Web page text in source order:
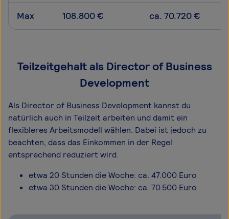
Max 108.800 € ca. 70.720 €
Teilzeitgehalt als Director of Business
Development
Als Director of Business Development kannst du
natürlich auch in Teilzeit arbeiten und damit ein
flexibleres Arbeitsmodell wählen. Dabei ist jedoch zu
beachten, dass das Einkommen in der Regel
entsprechend reduziert wird.
etwa 20 Stunden die Woche: ca. 47.000 Euro
etwa 30 Stunden die Woche: ca. 70.500 Euro